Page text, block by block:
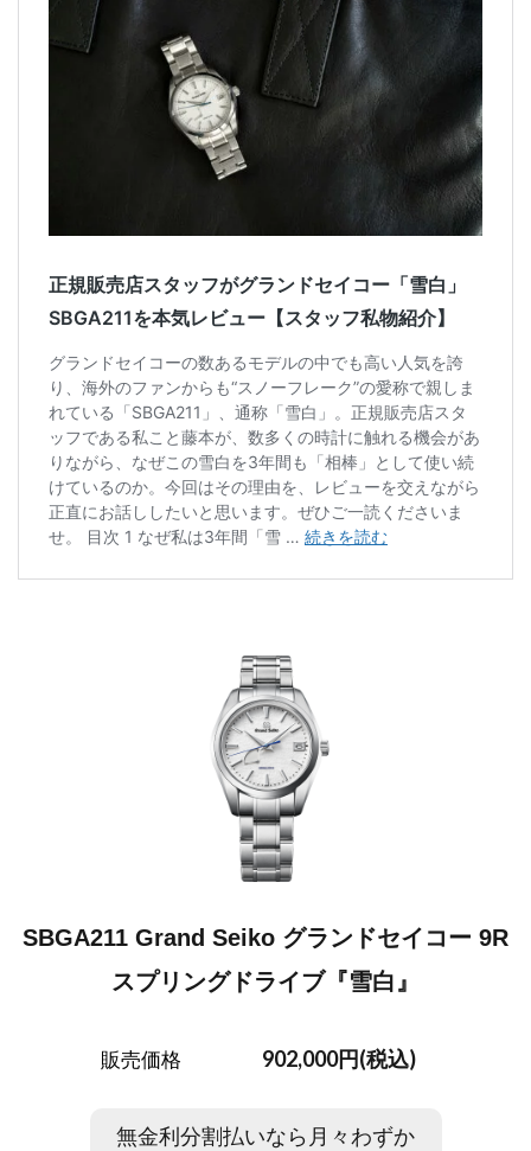
SBGA211 Grand Seiko グランドセイコー 9R
スプリングドライブ『雪白』
販売価格 902,000円(税込)
無金利分割払いなら月々わずか